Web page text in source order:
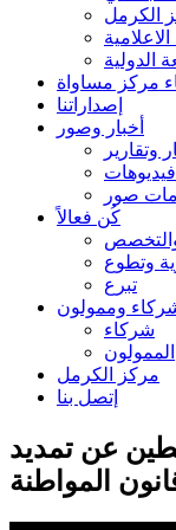
الكرمل
الدولية
مركز مساواة
إصداراتنا
أخبار وصور
وتقارير
فيديوهات
صور
كُن فعالاً
والتخصص
وتطوع
تبرع
وممولون
شركاء
الممولون
مركز الكرمل
إتصل بنا
عن تمديد
المواطنة